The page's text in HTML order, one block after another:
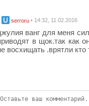
serroru • 14:32, 11.02.2016
ванг для меня
в щок.так как
восхищать .врятли